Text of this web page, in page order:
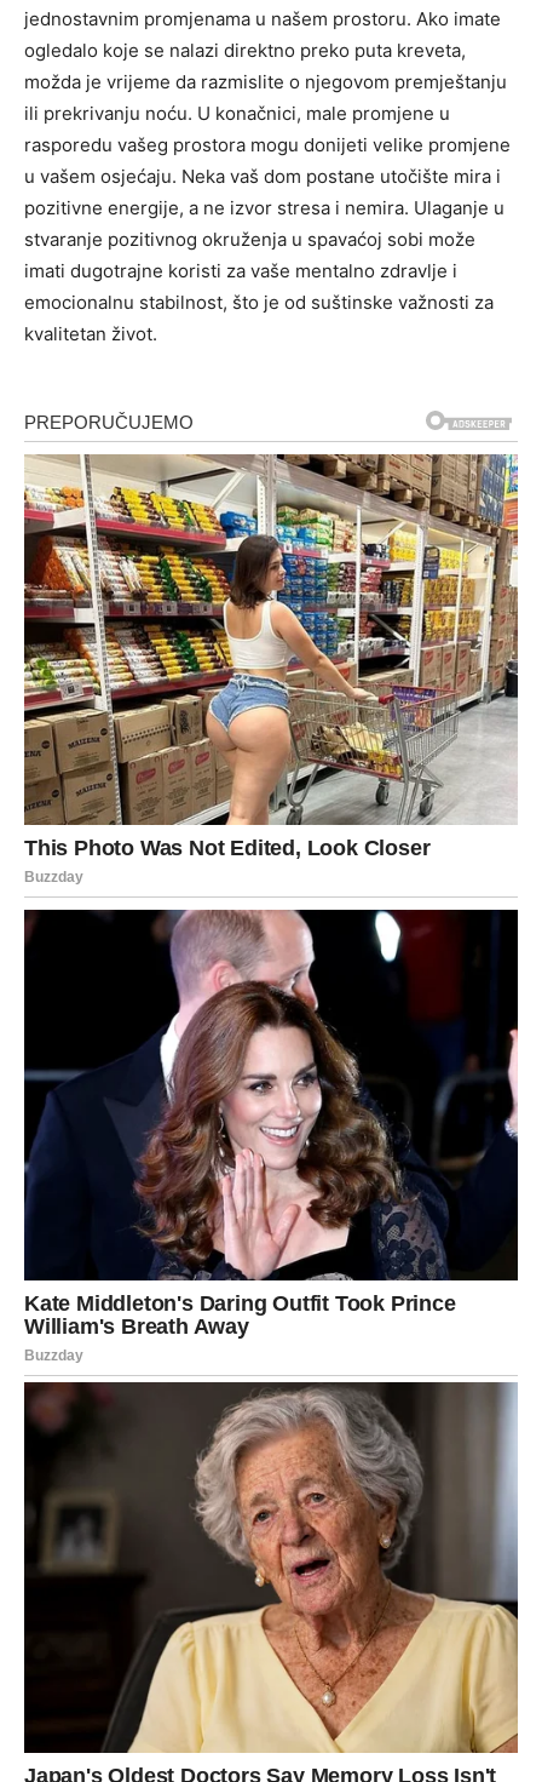
jednostavnim promjenama u našem prostoru. Ako imate
ogledalo koje se nalazi direktno preko puta kreveta,
možda je vrijeme da razmislite o njegovom premještanju
ili prekrivanju noću. U konačnici, male promjene u
rasporedu vašeg prostora mogu donijeti velike promjene
u vašem osjećaju. Neka vaš dom postane utočište mira i
pozitivne energije, a ne izvor stresa i nemira. Ulaganje u
stvaranje pozitivnog okruženja u spavaćoj sobi može
imati dugotrajne koristi za vaše mentalno zdravlje i
emocionalnu stabilnost, što je od suštinske važnosti za
kvalitetan život.